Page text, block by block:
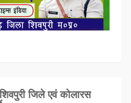
जिले एवं कोलारस